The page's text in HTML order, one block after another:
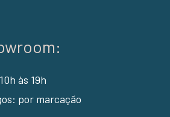
às 19h
por marcação